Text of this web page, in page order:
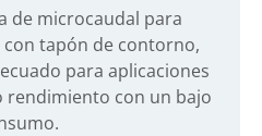
de microcaudal para
con tapón de contorno,
para aplicaciones
rendimiento con un bajo